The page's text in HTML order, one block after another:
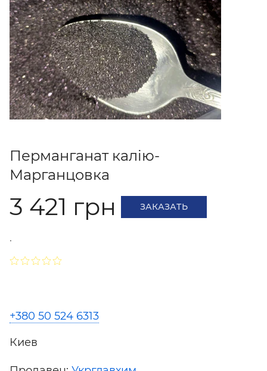
Перманганат калію-
Марганцовка
3 421 грн ЗАКАЗАТЬ
.
+380 50 524 6313
Киев